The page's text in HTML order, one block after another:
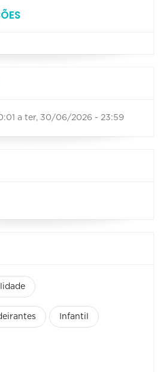
a ter, 30/06/2026 - 23:59
Infantil